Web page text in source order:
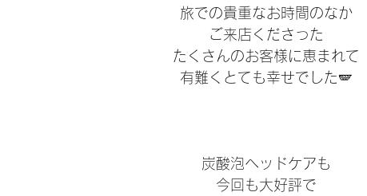
旅での貴重なお時間のなか
ご来店くださった
たくさんのお客様に恵まれて
有難くとても幸せでした🪽
炭酸泡ヘッドケアも
今回も大好評で